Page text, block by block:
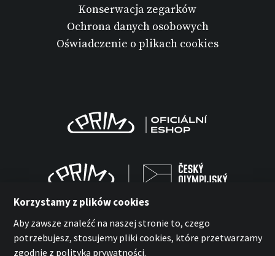
Konserwacja zegarków
Ochrona danych osobowych
Oświadczenie o plikach cookies
MPM-Quality Sp. z o.o. 2026
Korzystamy z plików cookies
Aby zawsze znaleźć na naszej stronie to, czego
potrzebujesz, stosujemy pliki cookies, które przetwarzamy
zgodnie z polityką prywatności.